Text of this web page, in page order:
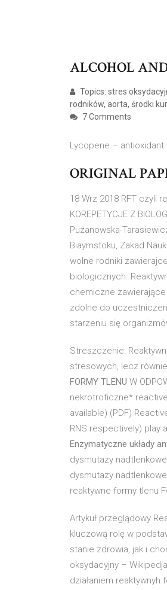
ALCOHOL
Topics: stres
rodników, aorta, środki
7 Comments
Lycopene –
ORIGINAL
18 Wrz 2018 RFT czyli
KOREPETYCJE Z
Puzanowska-
Biaymstoku, Zakad
wolne rodniki
biologicznych.
chemiczne zawierające
zdolne do
starzeniu się
Streszczenie:
stresowych, lecz
FORMY TLENU W
nekrotroficzne*
available) (PDF)
RNS respectively) play
Enzymatyczne układy
dysmutazy
dysmutazy
reaktywne formy tlenu
Artykuł przeglądowy
kluczową rolę w
stanie zdrowia, jak i
oksydacyjny –
działaniem